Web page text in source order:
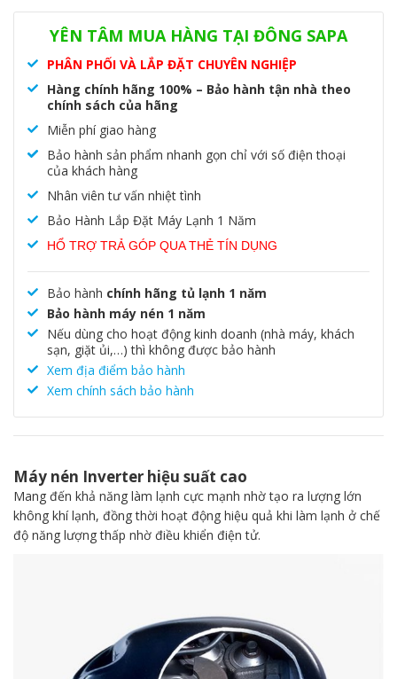
Danh mục:Tủ lạnh,Tủ lạnh Hitachi
YÊN TÂM MUA HÀNG TẠI ĐÔNG SAPA
PHÂN PHỐI VÀ LẮP ĐẶT CHUYÊN NGHIỆP
Hàng chính hãng 100% – Bảo hành tận nhà theo
chính sách của hãng
Miễn phí giao hàng
Bảo hành sản phẩm nhanh gọn chỉ với số điện thoại
của khách hàng
Nhân viên tư vấn nhiệt tình
Bảo Hành Lắp Đặt Máy Lạnh 1 Năm
HỔ TRỢ TRẢ GÓP QUA THẺ TÍN DỤNG
Bảo hành chính hãng tủ lạnh 1 năm
Bảo hành máy nén 1 năm
Nếu dùng cho hoạt động kinh doanh (nhà máy, khách
sạn, giặt ủi,…) thì không được bảo hành
Xem địa điểm bảo hành
Xem chính sách bảo hành
Máy nén Inverter hiệu suất cao
Mang đến khả năng làm lạnh cực mạnh nhờ tạo ra lượng lớn
không khí lạnh, đồng thời hoạt động hiệu quả khi làm lạnh ở chế
độ năng lượng thấp nhờ điều khiển điện tử.